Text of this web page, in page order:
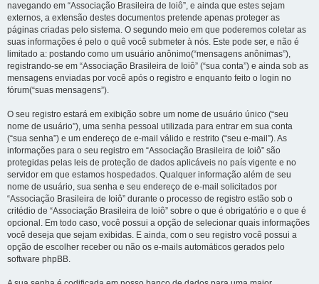
navegando em “Associação Brasileira de Ioiô”, e ainda que estes sejam
externos, a extensão destes documentos pretende apenas proteger as
páginas criadas pelo sistema. O segundo meio em que poderemos coletar as
suas informações é pelo o quê você submeter à nós. Este pode ser, e não é
limitado a: postando como um usuário anônimo(“mensagens anônimas”),
registrando-se em “Associação Brasileira de Ioiô” (“sua conta”) e ainda sob as
mensagens enviadas por você após o registro e enquanto feito o login no
fórum(“suas mensagens”).
O seu registro estará em exibição sobre um nome de usuário único (“seu
nome de usuário”), uma senha pessoal utilizada para entrar em sua conta
(“sua senha”) e um endereço de e-mail válido e restrito (“seu e-mail”). As
informações para o seu registro em “Associação Brasileira de Ioiô” são
protegidas pelas leis de proteção de dados aplicáveis no país vigente e no
servidor em que estamos hospedados. Qualquer informação além de seu
nome de usuário, sua senha e seu endereço de e-mail solicitados por
“Associação Brasileira de Ioiô” durante o processo de registro estão sob o
critédio de “Associação Brasileira de Ioiô” sobre o que é obrigatório e o que é
opcional. Em todo caso, você possui a opção de selecionar quais informações
você deseja que sejam exibidas. E ainda, com o seu registro você possui a
opção de escolher receber ou não os e-mails automáticos gerados pelo
software phpBB.